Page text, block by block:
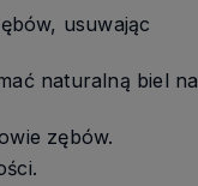
usuwając
naturalną biel na
zębów.